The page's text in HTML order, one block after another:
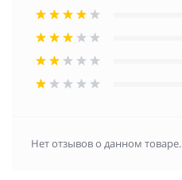
Нет отзывов о данном товаре.